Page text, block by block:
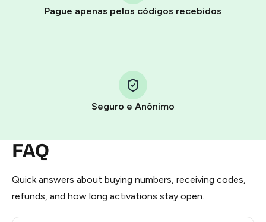
Pague apenas pelos códigos recebidos
Seguro e Anônimo
FAQ
Quick answers about buying numbers, receiving codes,
refunds, and how long activations stay open.
You purchase Stars via the official@PremiumBot in
Step 1: Create the order on HidSim
Pay with Telegram Stars